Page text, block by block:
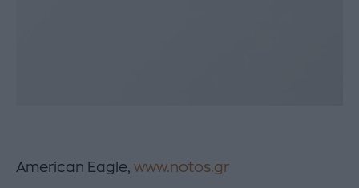
American Eagle, www.notos.gr